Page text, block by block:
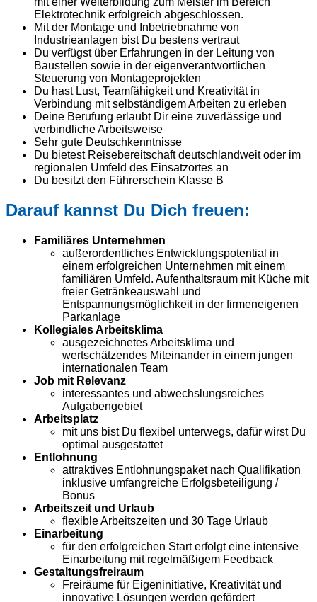
Elektrotechnik erfolgreich abgeschlossen.
Mit der Montage und Inbetriebnahme von
Industrieanlagen bist Du bestens vertraut
Du verfügst über Erfahrungen in der Leitung von
Baustellen sowie in der eigenverantwortlichen
Steuerung von Montageprojekten
Du hast Lust, Teamfähigkeit und Kreativität in
Verbindung mit selbständigem Arbeiten zu erleben
Deine Berufung erlaubt Dir eine zuverlässige und
verbindliche Arbeitsweise
Sehr gute Deutschkenntnisse
Du bietest Reisebereitschaft deutschlandweit oder im
regionalen Umfeld des Einsatzortes an
Du besitzt den Führerschein Klasse B
Darauf kannst Du Dich freuen:
Familiäres Unternehmen
außerordentliches Entwicklungspotential in
einem erfolgreichen Unternehmen mit einem
familiären Umfeld. Aufenthaltsraum mit Küche mit
freier Getränkeauswahl und
Entspannungsmöglichkeit in der firmeneigenen
Parkanlage
Kollegiales Arbeitsklima
ausgezeichnetes Arbeitsklima und
wertschätzendes Miteinander in einem jungen
internationalen Team
Job mit Relevanz
interessantes und abwechslungsreiches
Aufgabengebiet
Arbeitsplatz
mit uns bist Du flexibel unterwegs, dafür wirst Du
optimal ausgestattet
Entlohnung
attraktives Entlohnungspaket nach Qualifikation
inklusive umfangreiche Erfolgsbeteiligung /
Bonus
Arbeitszeit und Urlaub
flexible Arbeitszeiten und 30 Tage Urlaub
Einarbeitung
für den erfolgreichen Start erfolgt eine intensive
Einarbeitung mit regelmäßigem Feedback
Gestaltungsfreiraum
Freiräume für Eigeninitiative, Kreativität und
innovative Lösungen werden gefördert